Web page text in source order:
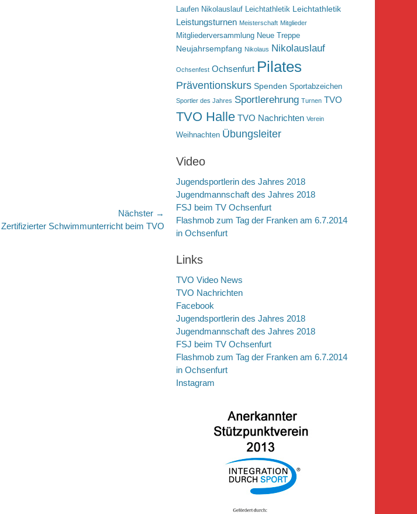
Nächster →
Zertifizierter Schwimmunterricht beim TVO
Laufen Nikolauslauf Leichtathletik Leichtathletik
Leistungsturnen Meisterschaft Mitglieder
Mitgliederversammlung Neue Treppe
Neujahrsempfang Nikolaus Nikolauslauf
Ochsenfest Ochsenfurt Pilates
Präventionskurs Spenden Sportabzeichen
Sportler des Jahres Sportlerehrung Turnen TVO
TVO Halle TVO Nachrichten Verein
Weihnachten Übungsleiter
Video
Jugendsportlerin des Jahres 2018
Jugendmannschaft des Jahres 2018
FSJ beim TV Ochsenfurt
Flashmob zum Tag der Franken am 6.7.2014
in Ochsenfurt
Links
TVO Video News
TVO Nachrichten
Facebook
Jugendsportlerin des Jahres 2018
Jugendmannschaft des Jahres 2018
FSJ beim TV Ochsenfurt
Flashmob zum Tag der Franken am 6.7.2014
in Ochsenfurt
Instagram